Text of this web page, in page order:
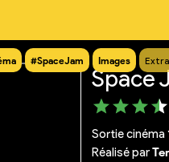
#SpaceJam Images
Space
Sortie cinéma
Réalisé par